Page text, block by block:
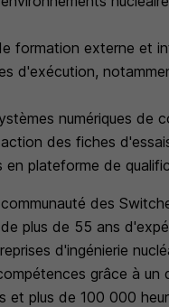
formation externe et
d'exécution,
numériques de
des fiches
en plateforme de
des
plus de 55 ans
d'ingénierie
grâce à
et plus de 100 000